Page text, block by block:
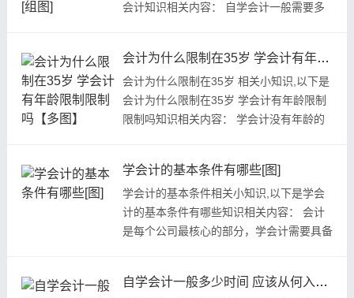
会计知识相关内容： 自学会计一般需要多
会计为什么限制在35岁 学会计有年龄限制限制吗【多图】
会计为什么限制在35岁 相关小知识,以下是
会计为什么限制在35岁 学会计有年龄限制
限制吗知识相关内容： 学会计没有年龄的
学会计的基本条件有哪些[图]
学会计的基本条件相关小知识,以下是学会
计的基本条件有哪些知识相关内容： 会计
是每个公司最核心的部分，学会计需要具备
自学会计一般多少时间 应该从何入手[组图]